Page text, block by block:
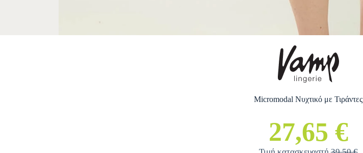
Micromodal Νυχτικό με Τιράντες
27,65 €